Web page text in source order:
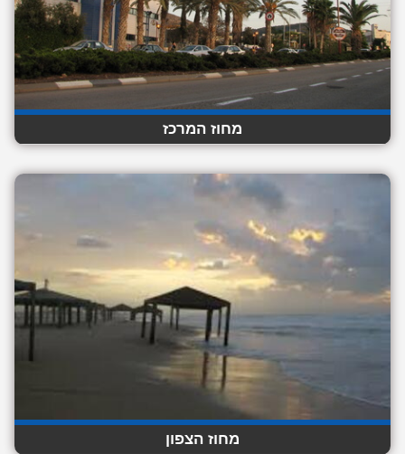
מחוז המרכז
מחוז הצפון